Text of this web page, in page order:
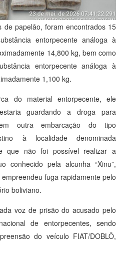
de papelão, foram encontrados 15
entorpecente análoga à
14,800 kg, bem como
entorpecente análoga à
1,100 kg.
do material entorpecente, ele
guardando a droga para
outra embarcação do tipo
à localidade denominada
que não foi possível realizar a
conhecido pela alcunha “Xinu”,
fuga rapidamente pelo
boliviano.
voz de prisão do acusado pelo
de entorpecentes, sendo
do veículo FIAT/DOBLÔ,